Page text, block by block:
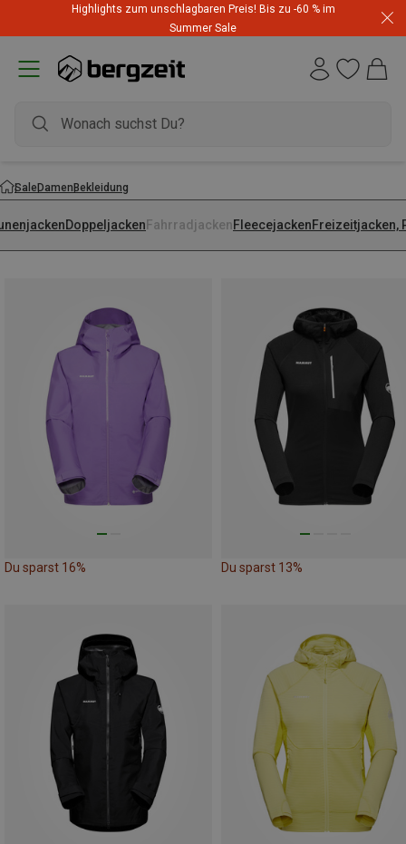
Highlights zum unschlagbaren Preis! Bis zu -60 % im
Summer Sale
SaleDamenBekleidung
Doppeljacken FahrradjackenFleecejackenFreizeitjacken,
Du sparst 16% Du sparst 13%